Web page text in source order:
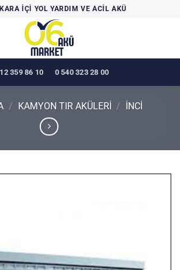
İÇİ YOL YARDIM VE ACİL AKÜ
359 86 10 0 540 323 28 00
/ KAMYON TIR AKÜLERİ / İNCİ